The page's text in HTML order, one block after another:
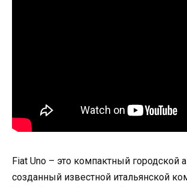
Fiаt Uno – это компактный городской
созданный известной итальянской